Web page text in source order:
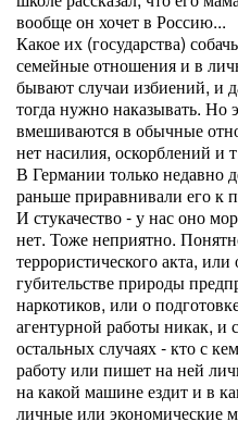
вообще он хочет в Россию...
Какое их (государства)
семейные отношения и в
бывают случаи избиений, и
тогда нужно наказывать. Но
вмешиваются в обычные
нет насилия, оскорблений и
В Германии только недавно
раньше приравнивали его к
И стукачество - у нас оно
нет. Тоже неприятно.
террористического акта,
губительстве природы
наркотиков, или о
агентурной работы никак, и
остальных случаях - кто с
работу или пишет на ней
на какой машине ездит и в
личные или экономические